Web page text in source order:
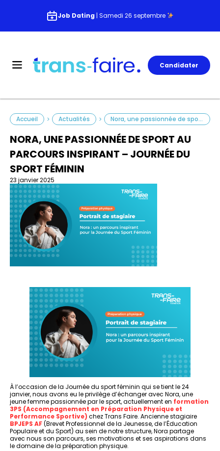
Job Dating | Samedi 26 septembre
Candidater
Accueil > Actualités > Nora, une passionnée de sport au parcours inspirant – Journée du sport féminin
NORA, UNE PASSIONNÉE DE SPORT AU
PARCOURS INSPIRANT – JOURNÉE DU
SPORT FÉMININ
23 janvier 2025
À l’occasion de la Journée du sport féminin qui se tient le 24
janvier, nous avons eu le privilège d’échanger avec Nora, une
jeune femme passionnée par le sport, actuellement en formation
3PS (Accompagnement en Préparation Physique et
Performance Sportive) chez Trans Faire. Ancienne stagiaire
BPJEPS AF(Brevet Professionnel de la Jeunesse, de l’Éducation
Populaire et du Sport) au sein de notre structure, Nora partage
avec nous son parcours, ses motivations et ses aspirations dans
le domaine de la préparation physique.